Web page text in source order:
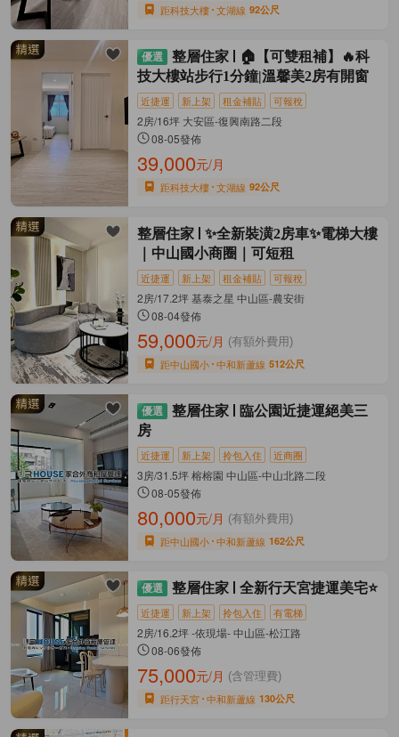
距科技大樓 文湖線 92公尺
整層住家
🏠【可雙租補】🔥科
技大樓站步行1分鐘|溫馨美2房有開窗
近捷運 新上架 租金補貼 可報稅
2房/16坪 大安區-復興南路二段
08-05發佈
39,000元/月
距科技大樓 文湖線 92公尺
整層住家
✨全新裝潢2房車✨電梯大樓
｜中山國小商圈｜可短租
近捷運 新上架 租金補貼 可報稅
2房/17.2坪 基泰之星 中山區-農安街
08-04發佈
59,000元/月 (有額外費用)
距中山國小 中和新蘆線 512公尺
整層住家
臨公園近捷運絕美三
房
近捷運 新上架 拎包入住 近商圈
3房/31.5坪 榕榕園 中山區-中山北路二段
08-05發佈
80,000元/月 (有額外費用)
距中山國小 中和新蘆線 162公尺
整層住家 全新行天宮捷運美宅⭐
近捷運 新上架 拎包入住 有電梯
2房/16.2坪 -依現場- 中山區-松江路
08-06發佈
75,000元/月 (含管理費)
距行天宮 中和新蘆線 130公尺